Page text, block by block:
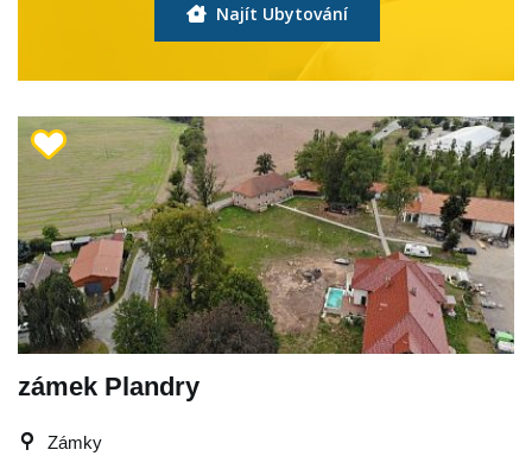
Najít Ubytování
zámek Plandry
Zámky